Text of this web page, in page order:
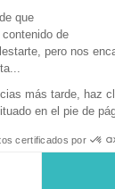
les
petit train le
pas